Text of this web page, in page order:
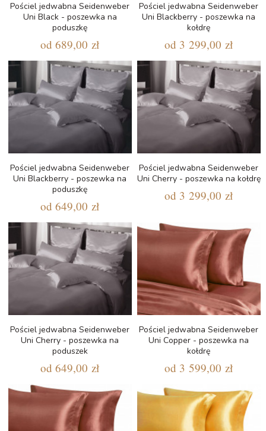
Pościel jedwabna Seidenweber
Uni Black - poszewka na
poduszkę
od 689,00 zł
Pościel jedwabna Seidenweber
Uni Blackberry - poszewka na
kołdrę
od 3 299,00 zł
Pościel jedwabna Seidenweber
Uni Blackberry - poszewka na
poduszkę
od 649,00 zł
Pościel jedwabna Seidenweber
Uni Cherry - poszewka na kołdrę
od 3 299,00 zł
Pościel jedwabna Seidenweber
Uni Cherry - poszewka na
poduszek
od 649,00 zł
Pościel jedwabna Seidenweber
Uni Copper - poszewka na
kołdrę
od 3 599,00 zł